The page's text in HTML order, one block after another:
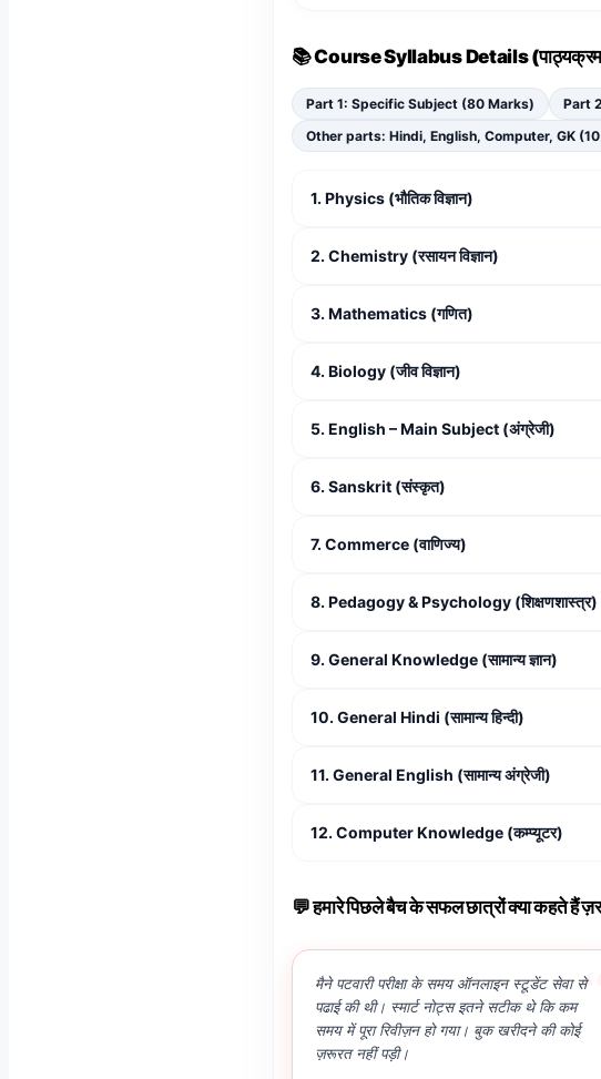
📚 Course Syllabus Details (पाठ्यक्रम
Part 1: Specific Subject (80 Marks) Part
Other parts: Hindi, English, Computer, GK
1. Physics (भौतिक विज्ञान)
2. Chemistry (रसायन विज्ञान)
3. Mathematics (गणित)
4. Biology (जीव विज्ञान)
5. English – Main Subject (अंग्रेजी)
6. Sanskrit (संस्कृत)
7. Commerce (वाणिज्य)
8. Pedagogy & Psychology (शिक्षणशास्त्र)
9. General Knowledge (सामान्य ज्ञान)
10. General Hindi (सामान्य हिन्दी)
11. General English (सामान्य अंग्रेजी)
12. Computer Knowledge (कम्प्यूटर)
💬 हमारे पिछले बैच के सफल छात्रों क्या कहते हैं
“
मैने पटवारी परीक्षा के समय ऑनलाइन स्टूडेंट सेवा से
पढाई की थी। स्मार्ट नोट्स इतने सटीक थे कि कम
समय में पूरा रिवीज़न हो गया। बुक खरीदने की कोई
ज़रूरत नहीं पड़ी।